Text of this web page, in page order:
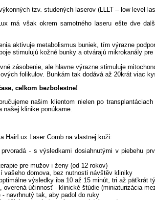
tzv. studených laserov (LLLT – low level
má však okrem samotného laseru ešte dve
aktivuje metabolismus buniek, tím výrazne
stimulujú kožné bunky a otvárajú mikrokanály
zásobenie, ale hlavne výrazne stimuluje
folikulov. Bunkám tak dodává až 20krát viac
celkom bezbolestne!
našim klientom nielen po
našej klinike ponúkame.
HairLux Laser Comb na vlastnej koži:
- s výsledkami dosiahnutými v piebehu
pre mužov i ženy (od 12 rokov)
vašeho domova, bez nutnosti návštěv kliniky
výsledky iba 10 až 15 minút, tri až päťkrát
overená účinnosť - klinické štúdie (miniaturizácia
navrhnutý tak, aby padol do ruky